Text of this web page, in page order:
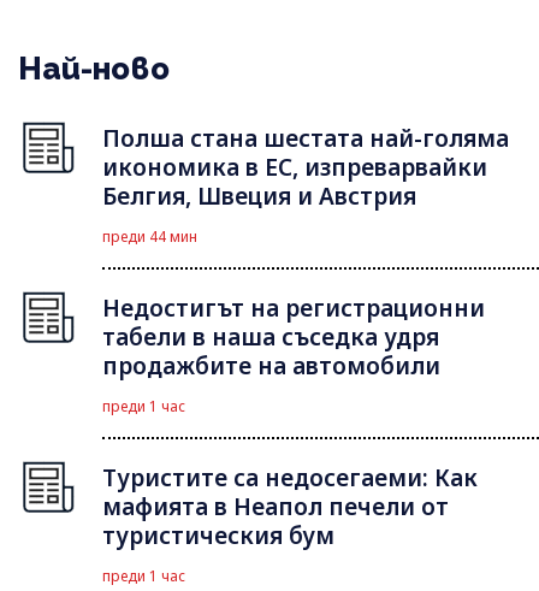
Най-ново
Полша стана шестата най-голяма
икономика в ЕС, изпреварвайки
Белгия, Швеция и Австрия
преди 44 мин
Недостигът на регистрационни
табели в наша съседка удря
продажбите на автомобили
преди 1 час
Туристите са недосегаеми: Как
мафията в Неапол печели от
туристическия бум
преди 1 час